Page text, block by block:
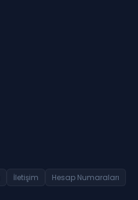
İletişim
Hesap Numaraları